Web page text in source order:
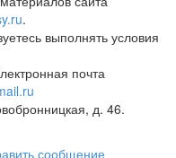
.
выполнять условия
почта
д. 46.
сообщение